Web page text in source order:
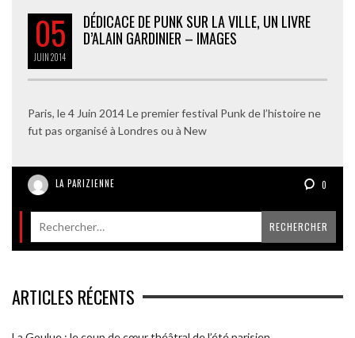
05
JUIN2014
DÉDICACE DE PUNK SUR LA VILLE, UN LIVRE
D’ALAIN GARDINIER – IMAGES
Paris, le 4 Juin 2014 Le premier festival Punk de l’histoire ne
fut pas organisé à Londres ou à New
LA PARIZIENNE 0
ARTICLES RÉCENTS